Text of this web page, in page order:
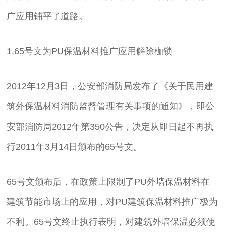
广应用铺平了道路。
1.65号文为PU保温材料推广应用解除枷锁
2012年12月3日，公安部消防局发布了《关于民用建
筑外保温材料消防监督管理有关事项的通知》，即公
安部消防局2012年第350公告，决定从即日起不再执
行2011年3月14日颁布的65号文。
65号文颁布后，在政策上限制了PU外墙保温材料在
建筑节能市场上的应用，对PU建筑保温材料推广极为
不利。65号文终止执行表明，对建筑外墙保温必须使